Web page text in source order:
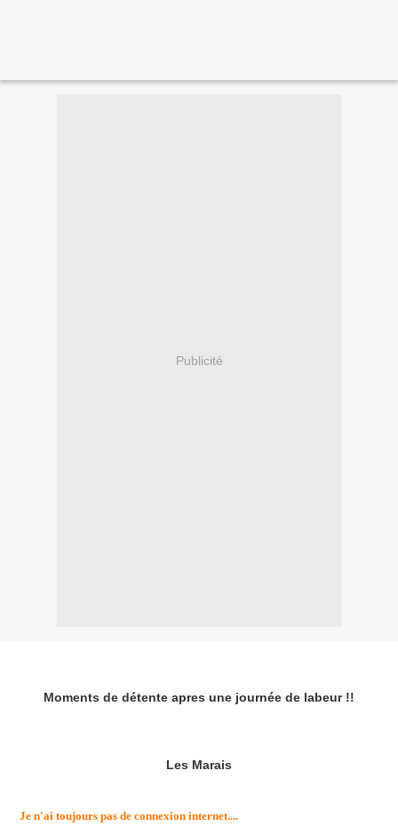
Publicité
Moments de détente apres une journée de labeur !!
Les Marais
Je n'ai toujours pas de connexion internet....